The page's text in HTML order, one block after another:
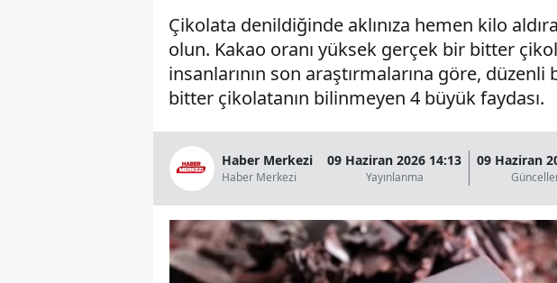
Çikolata denildiğinde aklınıza hemen kilo
olun. Kakao oranı yüksek gerçek bir bitter
insanlarının son araştırmalarına göre,
bitter çikolatanın bilinmeyen 4 büyük faydası.
Haber Merkezi
Haber Merkezi
09 Haziran 2026 14:13
Yayınlanma
09 Haziran